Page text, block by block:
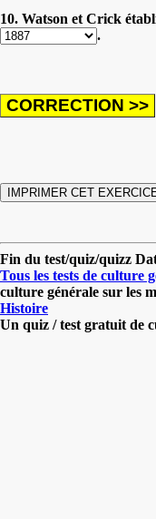
10. Watson et Crick
.
Fin du test/quiz/quizz
Tous les tests de culture
culture générale sur les
Histoire
Un quiz / test gratuit de